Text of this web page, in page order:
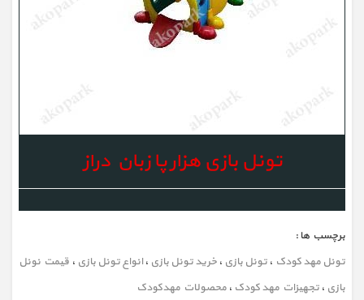
تونل بازی هزار پا زبان دراز
برچسب ها :
تونل مهد کودک ، تونل بازی ، خرید تونل بازی ،انواع تونل بازی ، قیمت نونل
بازی ،تجهیزات مهد کودک ،محصولات مهدکودک